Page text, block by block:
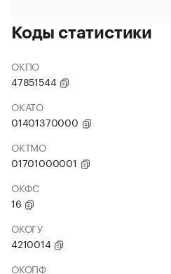
Коды статистики
ОКПО
47851544
ОКАТО
01401370000
ОКТМО
01701000001
ОКФС
16
ОКОГУ
4210014
ОКОПФ